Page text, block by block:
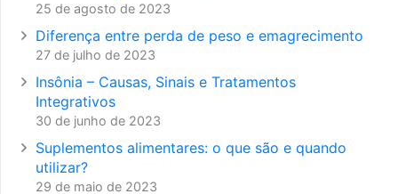
25 de agosto de 2023
Diferença entre perda de peso e emagrecimento
27 de julho de 2023
Insônia – Causas, Sinais e Tratamentos
Integrativos
30 de junho de 2023
Suplementos alimentares: o que são e quando
utilizar?
29 de maio de 2023